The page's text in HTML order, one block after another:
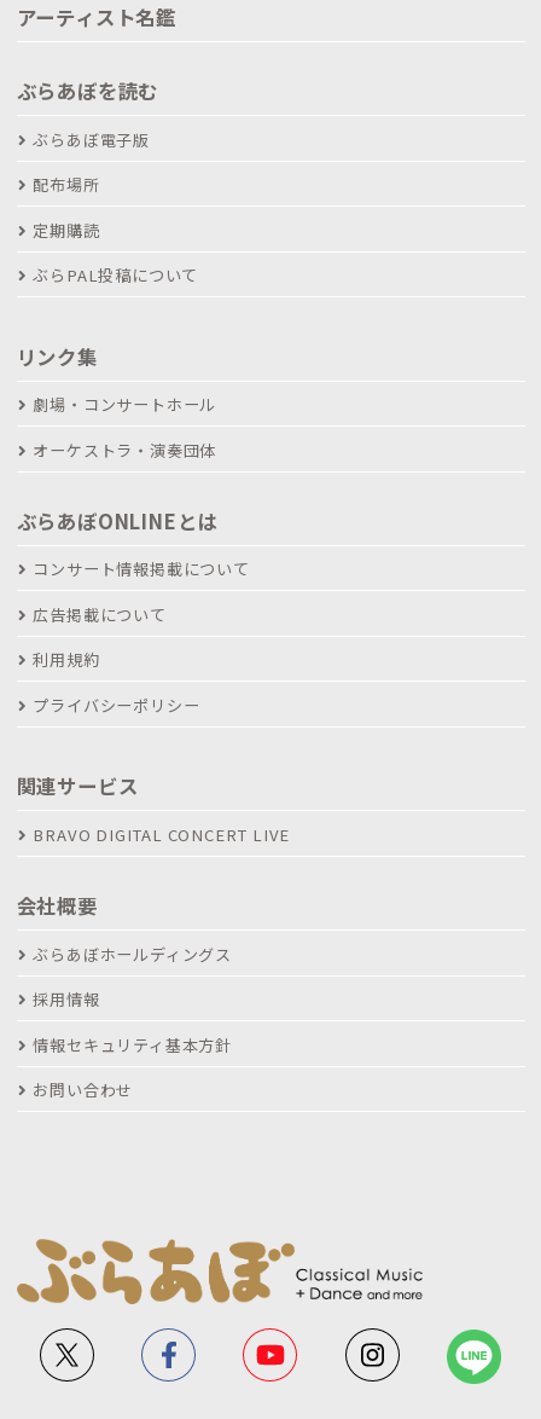
アーティスト名鑑
ぶらあぼを読む
ぶらあぼ電子版
配布場所
定期購読
ぶらPAL投稿について
リンク集
劇場・コンサートホール
オーケストラ・演奏団体
ぶらあぼONLINEとは
コンサート情報掲載について
広告掲載について
利用規約
プライバシーポリシー
関連サービス
BRAVO DIGITAL CONCERT LIVE
会社概要
ぶらあぼホールディングス
採用情報
情報セキュリティ基本方針
お問い合わせ